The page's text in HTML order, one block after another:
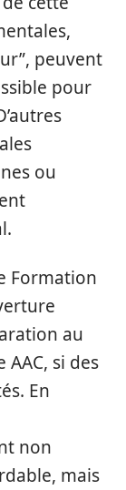
peuvent
pour
ou
Formation
au
si des
En
non
mais